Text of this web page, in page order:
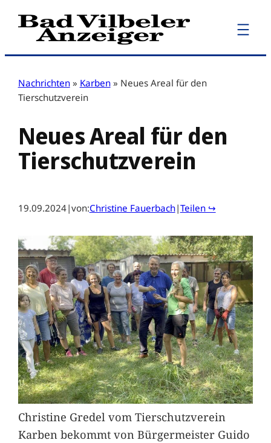
Zum
Inhalt
Nachrichten » Karben » Neues Areal für den
Tierschutzverein
Neues Areal für den
Tierschutzverein
19.09.2024|von:Christine Fauerbach|Teilen ↪
Christine Gredel vom Tierschutzverein
Karben bekommt von Bürgermeister Guido